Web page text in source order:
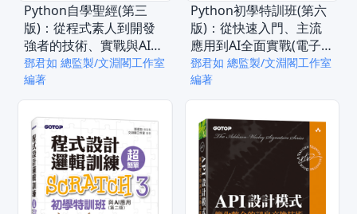
Python自學聖經(第三
版)：從程式素人到開發
強者的技術、實戰與AI應
用大全(電子書)
鄧君如 總監製/文淵閣工作室
編著
Python初學特訓班(第六
版)：從快速入門、主流
應用到AI全面實戰(電子
書)
鄧君如 總監製/文淵閣工作室
編著